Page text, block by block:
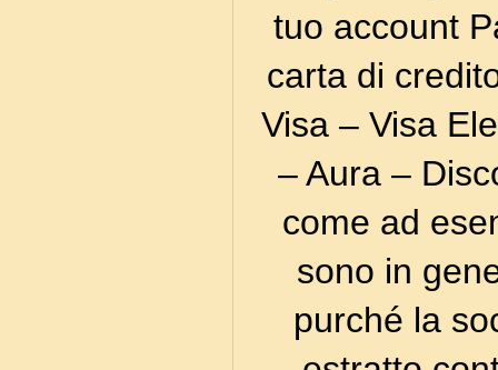
tuo account
carta di
Visa – Visa
– Aura –
come ad
sono in
purché la